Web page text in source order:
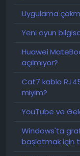
Uygulama
Yeni oyun
Huawei
açılmıyor?
Cat7 kablo
miyim?
YouTube ve
Windows'ta
başlatmak için